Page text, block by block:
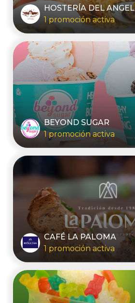
HOSTERÍA DEL ANGEL
1 promoción activa
BEYOND SUGAR
1 promoción activa
CAFÉ LA PALOMA
1 promoción activa